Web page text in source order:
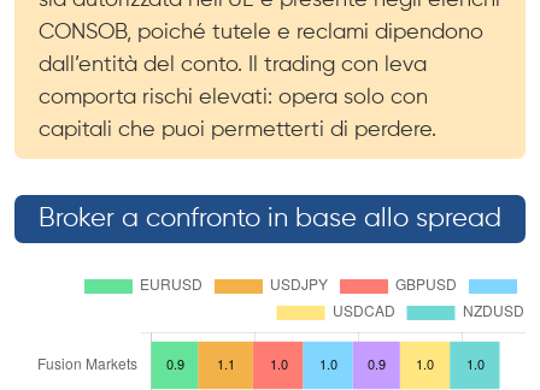
CONSOB, poiché tutele e reclami dipendono
dall’entità del conto. Il trading con leva
comporta rischi elevati: opera solo con
capitali che puoi permetterti di perdere.
Broker a confronto in base allo spread